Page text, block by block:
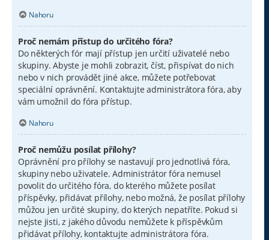
Nahoru
Proč nemám přístup do určitého fóra?
Do některých fór mají přístup jen určití uživatelé nebo
skupiny. Abyste je mohli zobrazit, číst, přispívat do nich
nebo v nich provádět jiné akce, můžete potřebovat
speciální oprávnění. Kontaktujte administrátora fóra, aby
vám umožnil do fóra přístup.
Nahoru
Proč nemůžu posílat přílohy?
Oprávnění pro přílohy se nastavují pro jednotlivá fóra,
skupiny nebo uživatele. Administrátor fóra nemusel
povolit do určitého fóra, do kterého můžete posílat
příspěvky, přidávat přílohy, nebo možná, že posílat přílohy
můžou jen určité skupiny, do kterých nepatříte. Pokud si
nejste jisti, z jakého důvodu nemůžete k příspěvkům
přidávat přílohy, kontaktujte administrátora fóra.